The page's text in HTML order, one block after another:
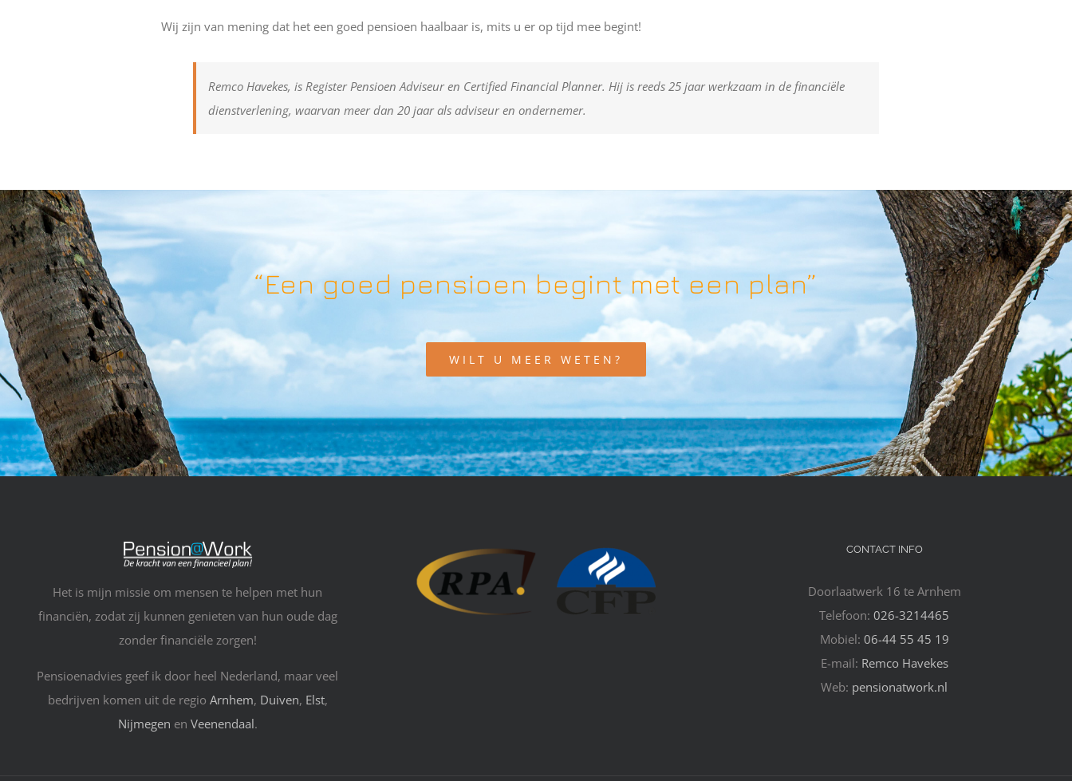
Wij zijn van mening dat het een goed pensioen haalbaar is, mits u er op tijd mee begint!
Remco Havekes, is Register Pensioen Adviseur en Certified Financial Planner. Hij is reeds 25 jaar werkzaam in de financiële
dienstverlening, waarvan meer dan 20 jaar als adviseur en ondernemer.
“Een goed pensioen begint met een plan”
WILT U MEER WETEN?
Het is mijn missie om mensen te helpen met hun
financiën, zodat zij kunnen genieten van hun oude dag
zonder financiële zorgen!
Pensioenadvies geef ik door heel Nederland, maar veel
bedrijven komen uit de regio Arnhem, Duiven, Elst,
Nijmegen en Veenendaal.
CONTACT INFO
Doorlaatwerk 16 te Arnhem
Telefoon:026-3214465
Mobiel: 06-44 55 45 19
E-mail: Remco Havekes
Web: pensionatwork.nl